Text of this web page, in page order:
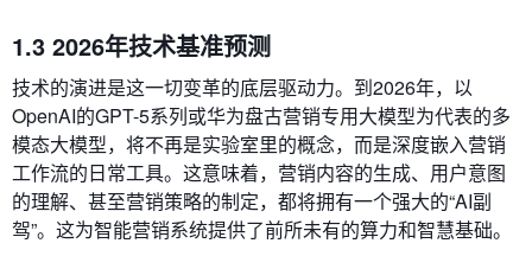
1.3 2026年技术基准预测
技术的演进是这一切变革的底层驱动力。到2026年，以
OpenAI的GPT-5系列或华为盘古营销专用大模型为代表的多
模态大模型，将不再是实验室里的概念，而是深度嵌入营销
工作流的日常工具。这意味着，营销内容的生成、用户意图
的理解、甚至营销策略的制定，都将拥有一个强大的“AI副
驾”。这为智能营销系统提供了前所未有的算力和智慧基础。